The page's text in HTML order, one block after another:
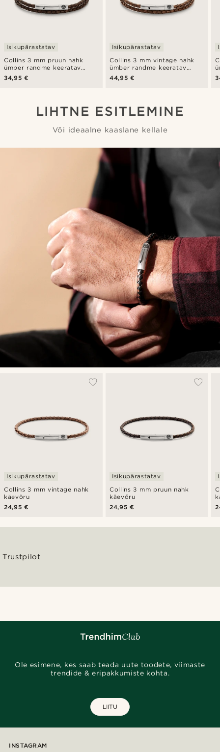
Collins 3 mm pruun nahk
ümber randme keeratav
käevõru
Isikupärastatav
34,95 €
Collins 3 mm vintage nahk
ümber randme keeratav
käevõru
Isikupärastatav
44,95 €
LIHTNE ESITLEMINE
Või ideaalne kaaslane kellale
Collins 3 mm vintage nahk
käevõru
Isikupärastatav
24,95 €
Collins 3 mm pruun nahk
käevõru
Isikupärastatav
24,95 €
Trustpilot
Ole esimene, kes saab teada uute toodete, viimaste
trendide & eripakkumiste kohta.
LIITU
INSTAGRAM